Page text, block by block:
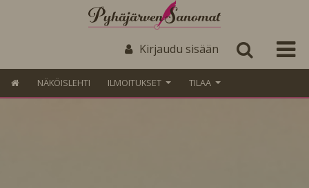
Kirjaudu sisään
NÄKÖISLEHTI ILMOITUKSET TILAA